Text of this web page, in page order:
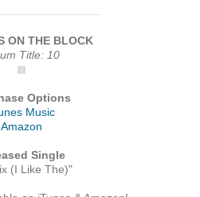
ON THE BLOCK
Title: 10
Options
Music
Amazon
Single
(I Like The)"